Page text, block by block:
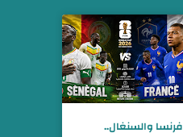
فرنسا والسنغال..